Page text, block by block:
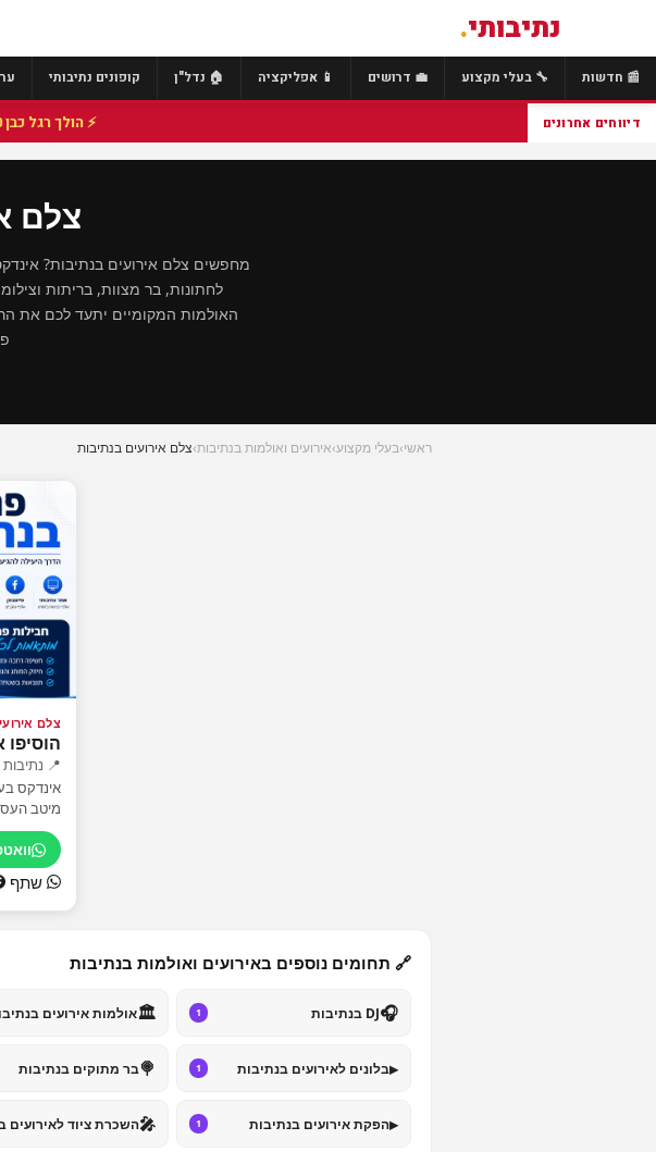
נתיבותי.
📰 חדשות 🔧 בעלי מקצוע 💼 דרושים 📱 אפליקציה 🏠 נדל"ן קופונים נתיבותי
דיווחים אחרונים ⚡ הולך רגל כבן 40 נהרג מפגיעת רכב בכביש 25 סמוך לצומת הנשיא, מתנדבי זק"א פועלו בזירה
צלם
מחפשים צלם אירועים בנתיבות?
לחתונות, בר מצוות, בריתות
האולמות המקומיים יתעד לכם את
ראשי›בעלי מקצוע›אירועים ואולמות בנתיבות›צלם אירועים בנתיבות
צלם
📍 נתיבות
אינדקס
מיטב
שתף
🔗 תחומים נוספים באירועים ואולמות בנתיבות
🎧DJ בנתיבות 1
🏛️אולמות אירועים
▸בלונים לאירועים בנתיבות 1
🍭בר מתוקים בנתיבות
▸הפקת אירועים בנתיבות 1
🎤השכרת ציוד לאירועים